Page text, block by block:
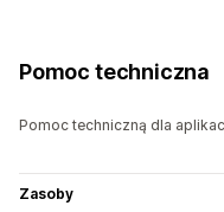
Pomoc techniczna
Pomoc techniczną dla
Zasoby